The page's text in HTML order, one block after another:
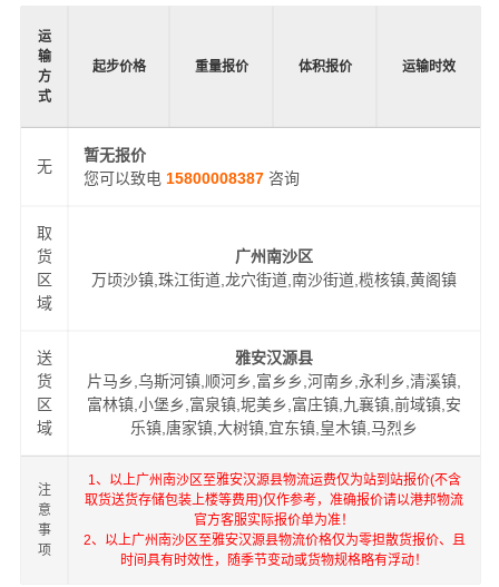
运
输
方
式
起步价格 重量报价 体积报价 运输时效
无
暂无报价
您可以致电 15800008387 咨询
取
货
区
域
广州南沙区
万顷沙镇,珠江街道,龙穴街道,南沙街道,榄核镇,黄阁镇
送
货
区
域
雅安汉源县
片马乡,乌斯河镇,顺河乡,富乡乡,河南乡,永利乡,清溪镇,
富林镇,小堡乡,富泉镇,坭美乡,富庄镇,九襄镇,前域镇,安
乐镇,唐家镇,大树镇,宜东镇,皇木镇,马烈乡
注
意
事
项
1、以上广州南沙区至雅安汉源县物流运费仅为站到站报价(不含
取货送货存储包装上楼等费用)仅作参考，准确报价请以港邦物流
官方客服实际报价单为准！
2、以上广州南沙区至雅安汉源县物流价格仅为零担散货报价、且
时间具有时效性，随季节变动或货物规格略有浮动！